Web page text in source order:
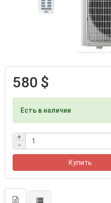
580 $
Есть в наличии
+
−
Купить